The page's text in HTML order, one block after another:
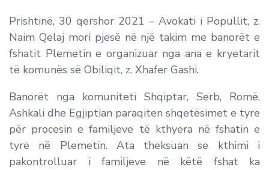
Prishtinë, 30 qershor 2021 – Avokati i Popullit, z.
Naim Qelaj mori pjesë në një takim me banorët e
fshatit Plemetin e organizuar nga ana e kryetarit
të komunës së Obiliqit, z. Xhafer Gashi.
Banorët nga komuniteti Shqiptar, Serb, Romë,
Ashkali dhe Egjiptian paraqiten shqetësimet e tyre
për procesin e familjeve të kthyera në fshatin e
tyre në Plemetin. Ata theksuan se kthimi i
pakontrolluar i familjeve në këtë fshat ka